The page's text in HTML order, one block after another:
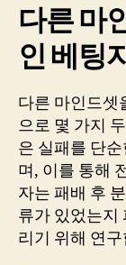
다른 마
인 베팅
다른 마인드셋
으로 몇 가지
은 실패를 단
며, 이를 통해
자는 패배 후
류가 있었는지
리기 위해 연